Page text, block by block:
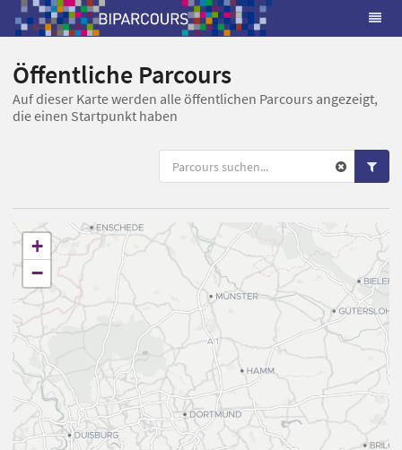
Öffentliche Parcours
Auf dieser Karte werden alle öffentlichen Parcours angezeigt,
die einen Startpunkt haben
+
−